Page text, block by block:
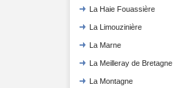
La Haie Fouassière
La Limouzinière
La Marne
La Meilleray de Bretagne
La Montagne